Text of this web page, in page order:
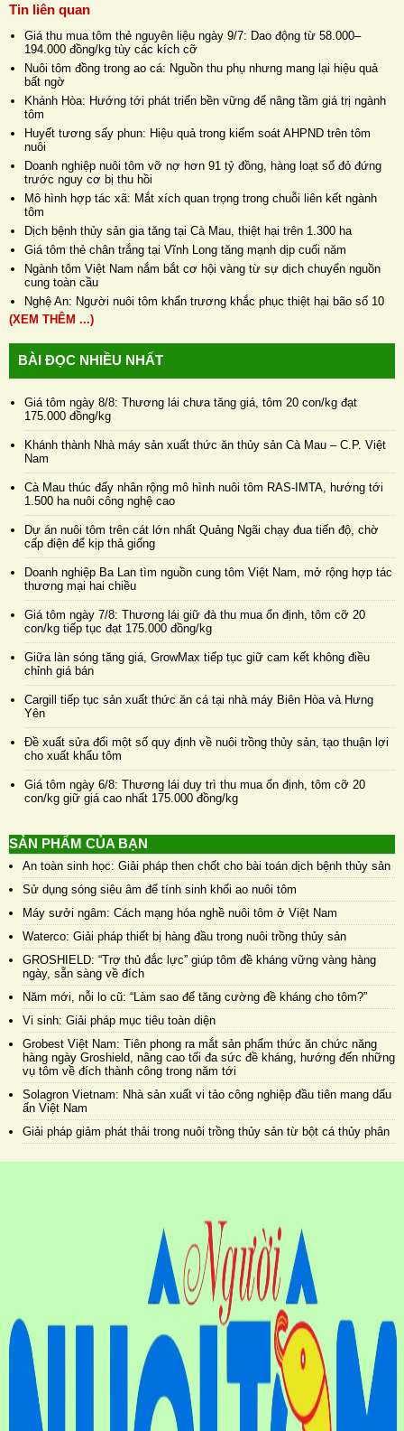
Tin liên quan
Giá thu mua tôm thẻ nguyên liệu ngày 9/7: Dao động từ 58.000–
194.000 đồng/kg tùy các kích cỡ
Nuôi tôm đồng trong ao cá: Nguồn thu phụ nhưng mang lại hiệu quả
bất ngờ
Khánh Hòa: Hướng tới phát triển bền vững để nâng tầm giá trị ngành
tôm
Huyết tương sấy phun: Hiệu quả trong kiểm soát AHPND trên tôm
nuôi
Doanh nghiệp nuôi tôm vỡ nợ hơn 91 tỷ đồng, hàng loạt sổ đỏ đứng
trước nguy cơ bị thu hồi
Mô hình hợp tác xã: Mắt xích quan trọng trong chuỗi liên kết ngành
tôm
Dịch bệnh thủy sản gia tăng tại Cà Mau, thiệt hại trên 1.300 ha
Giá tôm thẻ chân trắng tại Vĩnh Long tăng mạnh dịp cuối năm
Ngành tôm Việt Nam nắm bắt cơ hội vàng từ sự dịch chuyển nguồn
cung toàn cầu
Nghệ An: Người nuôi tôm khẩn trương khắc phục thiệt hại bão số 10
(XEM THÊM ...)
BÀI ĐỌC NHIỀU NHẤT
Giá tôm ngày 8/8: Thương lái chưa tăng giá, tôm 20 con/kg đạt
175.000 đồng/kg
Khánh thành Nhà máy sản xuất thức ăn thủy sản Cà Mau – C.P. Việt
Nam
Cà Mau thúc đẩy nhân rộng mô hình nuôi tôm RAS-IMTA, hướng tới
1.500 ha nuôi công nghệ cao
Dự án nuôi tôm trên cát lớn nhất Quảng Ngãi chạy đua tiến độ, chờ
cấp điện để kịp thả giống
Doanh nghiệp Ba Lan tìm nguồn cung tôm Việt Nam, mở rộng hợp tác
thương mại hai chiều
Giá tôm ngày 7/8: Thương lái giữ đà thu mua ổn định, tôm cỡ 20
con/kg tiếp tục đạt 175.000 đồng/kg
Giữa làn sóng tăng giá, GrowMax tiếp tục giữ cam kết không điều
chỉnh giá bán
Cargill tiếp tục sản xuất thức ăn cá tại nhà máy Biên Hòa và Hưng
Yên
Đề xuất sửa đổi một số quy định về nuôi trồng thủy sản, tạo thuận lợi
cho xuất khẩu tôm
Giá tôm ngày 6/8: Thương lái duy trì thu mua ổn định, tôm cỡ 20
con/kg giữ giá cao nhất 175.000 đồng/kg
SẢN PHẨM CỦA BẠN
An toàn sinh học: Giải pháp then chốt cho bài toán dịch bệnh thủy sản
Sử dụng sóng siêu âm để tính sinh khối ao nuôi tôm
Máy sưởi ngâm: Cách mạng hóa nghề nuôi tôm ở Việt Nam
Waterco: Giải pháp thiết bị hàng đầu trong nuôi trồng thủy sản
GROSHIELD: “Trợ thủ đắc lực” giúp tôm đề kháng vững vàng hàng
ngày, sẵn sàng về đích
Năm mới, nỗi lo cũ: “Làm sao để tăng cường đề kháng cho tôm?”
Vi sinh: Giải pháp mục tiêu toàn diện
Grobest Việt Nam: Tiên phong ra mắt sản phẩm thức ăn chức năng
hàng ngày Groshield, nâng cao tối đa sức đề kháng, hướng đến những
vụ tôm về đích thành công trong năm tới
Solagron Vietnam: Nhà sản xuất vi tảo công nghiệp đầu tiên mang dấu
ấn Việt Nam
Giải pháp giảm phát thải trong nuôi trồng thủy sản từ bột cá thủy phân